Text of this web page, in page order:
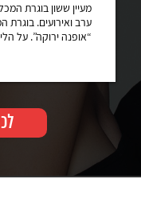
מעיין ששון בוגרת
ערב ואירועים.
“אופנה ירוקה”. על